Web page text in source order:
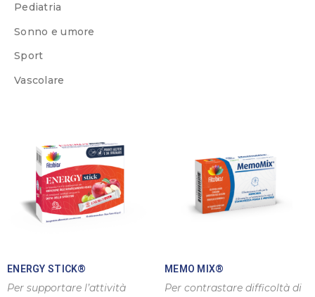
Pediatria
Sonno e umore
Sport
Vascolare
ENERGY STICK®
Per supportare l’attività
MEMO MIX®
Per contrastare difficoltà di